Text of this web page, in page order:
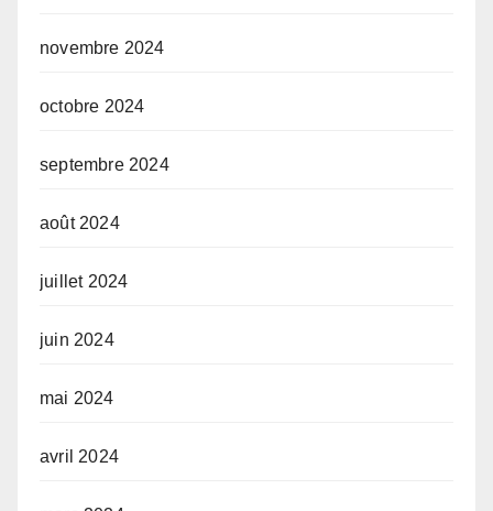
novembre 2024
octobre 2024
septembre 2024
août 2024
juillet 2024
juin 2024
mai 2024
avril 2024